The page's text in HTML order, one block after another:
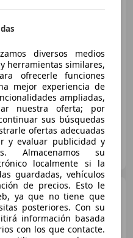
€ 9.990
81 kW (110 CV)
Nissan Juke G EU6 69 kW
(94 CV) 5M/T VISIA
diversos medios
herramientas similares,
ofrecerle funciones
mejor experiencia de
ampliadas,
nuestra oferta; por
sus búsquedas
ofertas adecuadas
y evaluar publicidad y
Almacenamos su
localmente si la
guardadas, vehículos
de precios. Esto le
ya que no tiene que
posteriores. Con su
información basada
con los que contacte.